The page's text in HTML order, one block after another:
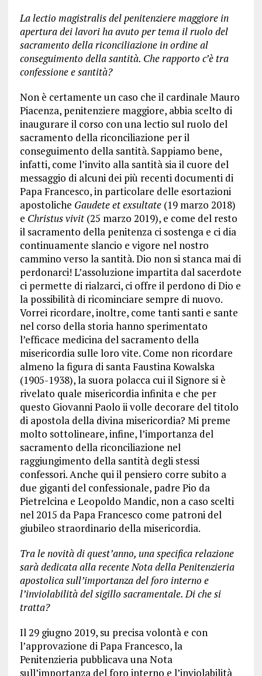
La lectio magistralis del penitenziere maggiore in
apertura dei lavori ha avuto per tema il ruolo del
sacramento della riconciliazione in ordine al
conseguimento della santità. Che rapporto c’è tra
confessione e santità?
Non è certamente un caso che il cardinale Mauro
Piacenza, penitenziere maggiore, abbia scelto di
inaugurare il corso con una lectio sul ruolo del
sacramento della riconciliazione per il
conseguimento della santità. Sappiamo bene,
infatti, come l’invito alla santità sia il cuore del
messaggio di alcuni dei più recenti documenti di
Papa Francesco, in particolare delle esortazioni
apostoliche Gaudete et exsultate(19 marzo 2018)
e Christus vivit(25 marzo 2019), e come del resto
il sacramento della penitenza ci sostenga e ci dia
continuamente slancio e vigore nel nostro
cammino verso la santità. Dio non si stanca mai di
perdonarci! L’assoluzione impartita dal sacerdote
ci permette di rialzarci, ci offre il perdono di Dio e
la possibilità di ricominciare sempre di nuovo.
Vorrei ricordare, inoltre, come tanti santi e sante
nel corso della storia hanno sperimentato
l’efficace medicina del sacramento della
misericordia sulle loro vite. Come non ricordare
almeno la figura di santa Faustina Kowalska
(1905-1938), la suora polacca cui il Signore si è
rivelato quale misericordia infinita e che per
questo Giovanni Paolo ii volle decorare del titolo
di apostola della divina misericordia? Mi preme
molto sottolineare, infine, l’importanza del
sacramento della riconciliazione nel
raggiungimento della santità degli stessi
confessori. Anche qui il pensiero corre subito a
due giganti del confessionale, padre Pio da
Pietrelcina e Leopoldo Mandic, non a caso scelti
nel 2015 da Papa Francesco come patroni del
giubileo straordinario della misericordia.
Tra le novità di quest’anno, una specifica relazione
sarà dedicata alla recente Nota della Penitenzieria
apostolica sull’importanza del foro interno e
l’inviolabilità del sigillo sacramentale. Di che si
tratta?
Il 29 giugno 2019, su precisa volontà e con
l’approvazione di Papa Francesco, la
Penitenzieria pubblicava una Nota
sull’importanza del foro interno e l’inviolabilità